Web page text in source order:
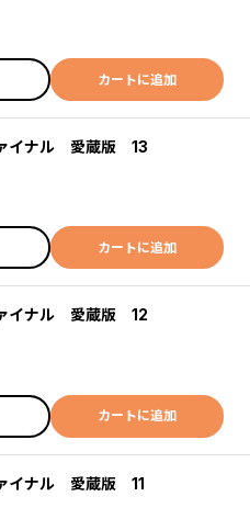
カートに追加
イナル 愛蔵版 13
カートに追加
イナル 愛蔵版 12
カートに追加
イナル 愛蔵版 11